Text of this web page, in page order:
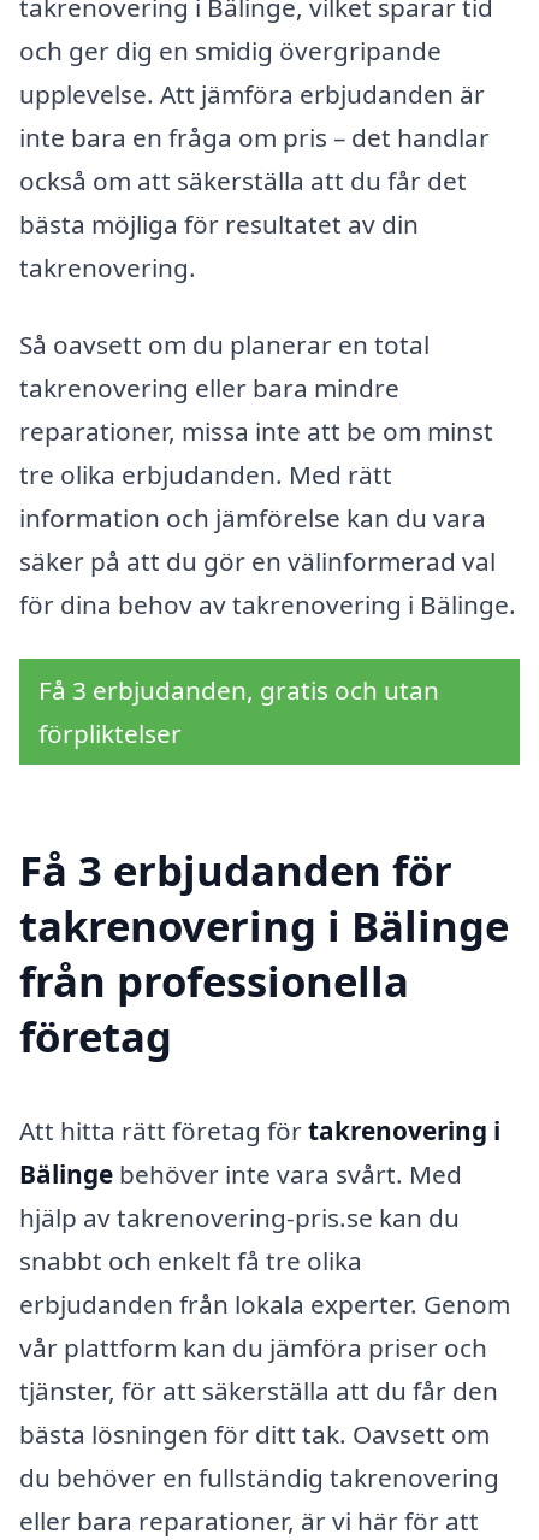
takrenovering i Bälinge, vilket sparar tid
och ger dig en smidig övergripande
upplevelse. Att jämföra erbjudanden är
inte bara en fråga om pris – det handlar
också om att säkerställa att du får det
bästa möjliga för resultatet av din
takrenovering.
Så oavsett om du planerar en total
takrenovering eller bara mindre
reparationer, missa inte att be om minst
tre olika erbjudanden. Med rätt
information och jämförelse kan du vara
säker på att du gör en välinformerad val
för dina behov av takrenovering i Bälinge.
Få 3 erbjudanden, gratis och utan
förpliktelser
Få 3 erbjudanden för
takrenovering i Bälinge
från professionella
företag
Att hitta rätt företag förtakrenovering i
Bälinge behöver inte vara svårt. Med
hjälp av takrenovering-pris.se kan du
snabbt och enkelt få tre olika
erbjudanden från lokala experter. Genom
vår plattform kan du jämföra priser och
tjänster, för att säkerställa att du får den
bästa lösningen för ditt tak. Oavsett om
du behöver en fullständig takrenovering
eller bara reparationer, är vi här för att